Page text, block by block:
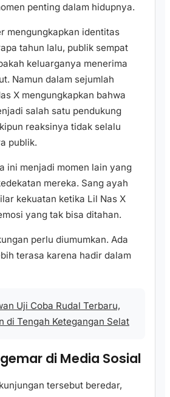
penting dalam hidupnya.
mengungkapkan identitas
tahun lalu, publik sempat
keluarganya menerima
Namun dalam sejumlah
X mengungkapkan bahwa
salah satu pendukung
reaksinya tidak selalu
publik.
ini menjadi momen lain yang
mereka. Sang ayah
kekuatan ketika Lil Nas X
yang tak bisa ditahan.
perlu diumumkan. Ada
terasa karena hadir dalam
Uji Coba Rudal Terbaru,
di Tengah Ketegangan Selat
di Media Sosial
tersebut beredar,